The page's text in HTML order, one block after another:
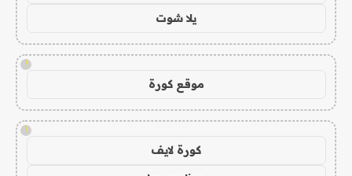
يلا شوت
!
موقع كورة
!
كورة لايف